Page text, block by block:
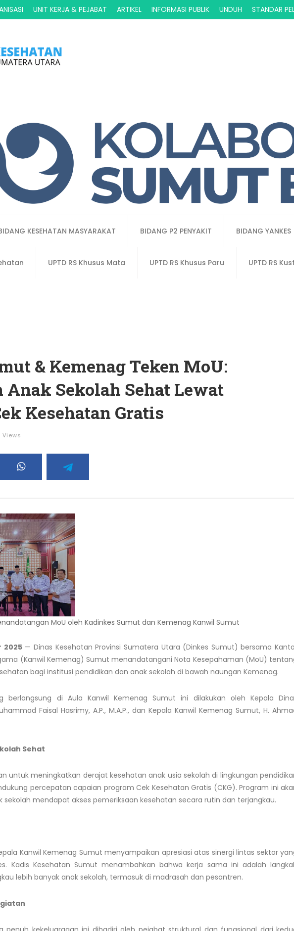
UNIT KERJA & PEJABAT ARTIKEL INFORMASI PUBLIK UNDUH STANDAR
KESEHATAN MASYARAKAT BIDANG P2 PENYAKIT BIDANG YANKES
UPTD RS Khusus Mata UPTD RS Khusus Paru UPTD RS
& Kemenag Teken MoU:
Sekolah Sehat Lewat
Kesehatan Gratis
Views
MoU oleh Kadinkes Sumut dan Kemenag Kanwil Sumut
2025— Dinas Kesehatan Provinsi Sumatera Utara (Dinkes Sumut) bersama
(Kanwil Kemenag) Sumut menandatangani Nota Kesepahaman (MoU)
bagi institusi pendidikan dan anak sekolah di bawah naungan Kemenag.
berlangsung di Aula Kanwil Kemenag Sumut ini dilakukan oleh Kepala
Faisal Hasrimy, A.P., M.A.P., dan Kepala Kanwil Kemenag Sumut, H.
Sehat
untuk meningkatkan derajat kesehatan anak usia sekolah di lingkungan
percepatan capaian program Cek Kesehatan Gratis (CKG). Program ini
mendapat akses pemeriksaan kesehatan secara rutin dan terjangkau.
Kanwil Kemenag Sumut menyampaikan apresiasi atas sinergi lintas sektor
Kadis Kesehatan Sumut menambahkan bahwa kerja sama ini adalah
lebih banyak anak sekolah, termasuk di madrasah dan pesantren.